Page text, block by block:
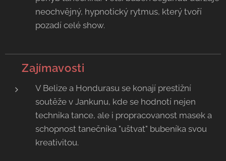
neochvějný, hypnotický rytmus, který tvoří
pozadí celé show.
💡 Zajímavosti
V Belize a Hondurasu se konají prestižní
soutěže v Jankunu, kde se hodnotí nejen
technika tance, ale i propracovanost masek a
schopnost tanečníka "uštvat" bubeníka svou
kreativitou.